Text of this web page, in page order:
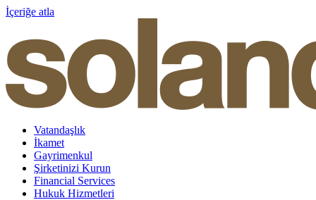
İçeriğe atla
Vatandaşlık
İkamet
Gayrimenkul
Şirketinizi Kurun
Financial Services
Hukuk Hizmetleri